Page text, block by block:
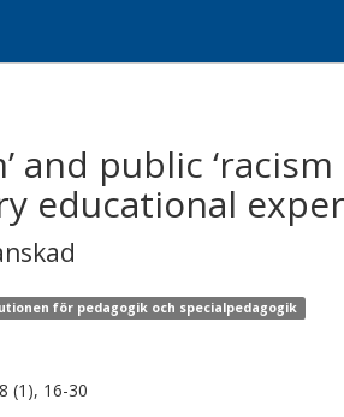
and public
educational
för pedagogik och specialpedagogik
(1), 16-30